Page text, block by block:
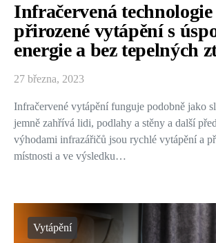
Infračervená
přirozené vytápění s
energie a bez tepelných
27 března, 2023
Infračervené vytápění funguje podobně jako
jemně zahřívá lidi, podlahy a stěny a další
výhodami infrazářičů jsou rychlé vytápění a
místnosti a ve výsledku…
Vytápění